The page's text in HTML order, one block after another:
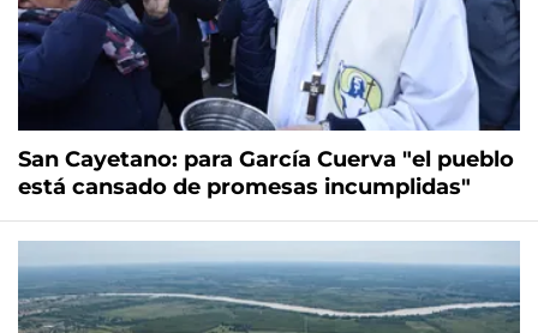
San Cayetano: para García Cuerva "el pueblo
está cansado de promesas incumplidas"